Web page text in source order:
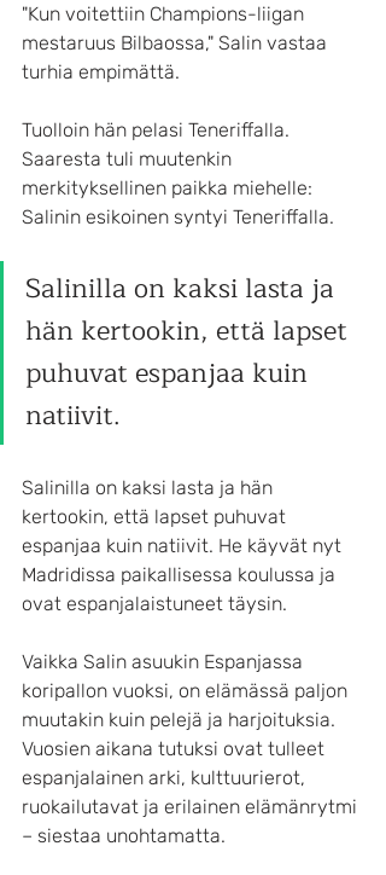
"Kun voitettiin Champions-liigan
mestaruus Bilbaossa," Salin vastaa
turhia empimättä.
Tuolloin hän pelasi Teneriffalla.
Saaresta tuli muutenkin
merkityksellinen paikka miehelle:
Salinin esikoinen syntyi Teneriffalla.
Salinilla on kaksi lasta ja
hän kertookin, että lapset
puhuvat espanjaa kuin
natiivit.
Salinilla on kaksi lasta ja hän
kertookin, että lapset puhuvat
espanjaa kuin natiivit. He käyvät nyt
Madridissa paikallisessa koulussa ja
ovat espanjalaistuneet täysin.
Vaikka Salin asuukin Espanjassa
koripallon vuoksi, on elämässä paljon
muutakin kuin pelejä ja harjoituksia.
Vuosien aikana tutuksi ovat tulleet
espanjalainen arki, kulttuurierot,
ruokailutavat ja erilainen elämänrytmi
– siestaa unohtamatta.